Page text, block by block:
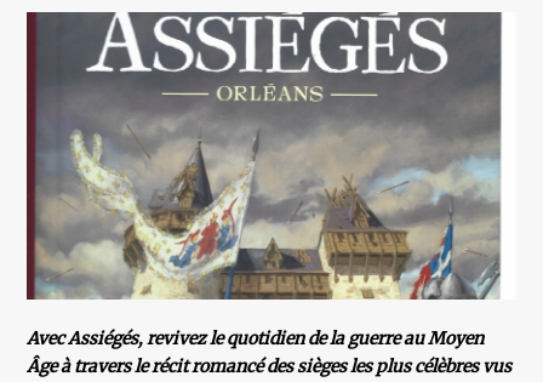
Avec Assiégés, revivez le quotidien de la guerre au Moyen
Âge à travers le récit romancé des sièges les plus célèbres vus